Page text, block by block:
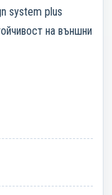
system plus
на външни